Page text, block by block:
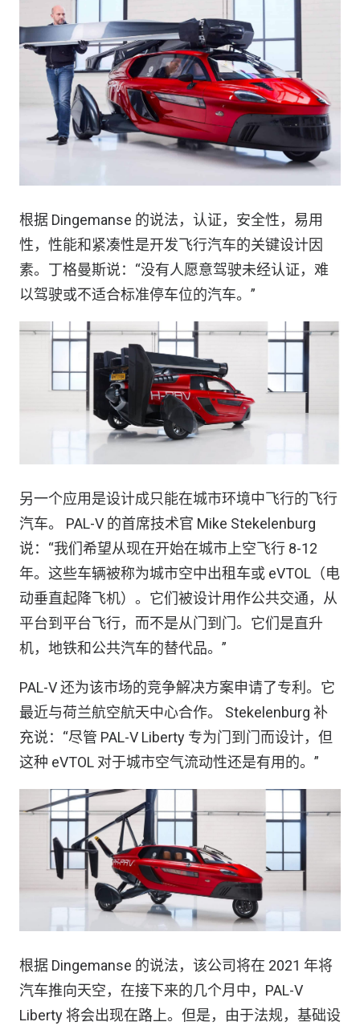
根据 Dingemanse 的说法，认证，安全性，易用
性，性能和紧凑性是开发飞行汽车的关键设计因
素。丁格曼斯说：“没有人愿意驾驶未经认证，难
以驾驶或不适合标准停车位的汽车。”
另一个应用是设计成只能在城市环境中飞行的飞行
汽车。 PAL-V 的首席技术官 Mike Stekelenburg
说：“我们希望从现在开始在城市上空飞行 8-12
年。这些车辆被称为城市空中出租车或 eVTOL（电
动垂直起降飞机）。它们被设计用作公共交通，从
平台到平台飞行，而不是从门到门。它们是直升
机，地铁和公共汽车的替代品。”
PAL-V 还为该市场的竞争解决方案申请了专利。它
最近与荷兰航空航天中心合作。 Stekelenburg 补
充说：“尽管 PAL-V Liberty 专为门到门而设计，但
这种 eVTOL 对于城市空气流动性还是有用的。”
根据 Dingemanse 的说法，该公司将在 2021 年将
汽车推向天空，在接下来的几个月中，PAL-V
Liberty 将会出现在路上。但是，由于法规，基础设